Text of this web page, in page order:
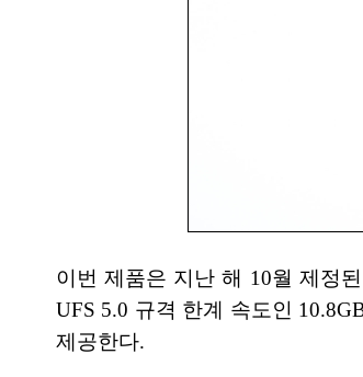
이번 제품은 지난 해 10월 제정
UFS 5.0 규격 한계 속도인
제공한다.